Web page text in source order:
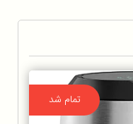
تمام شد